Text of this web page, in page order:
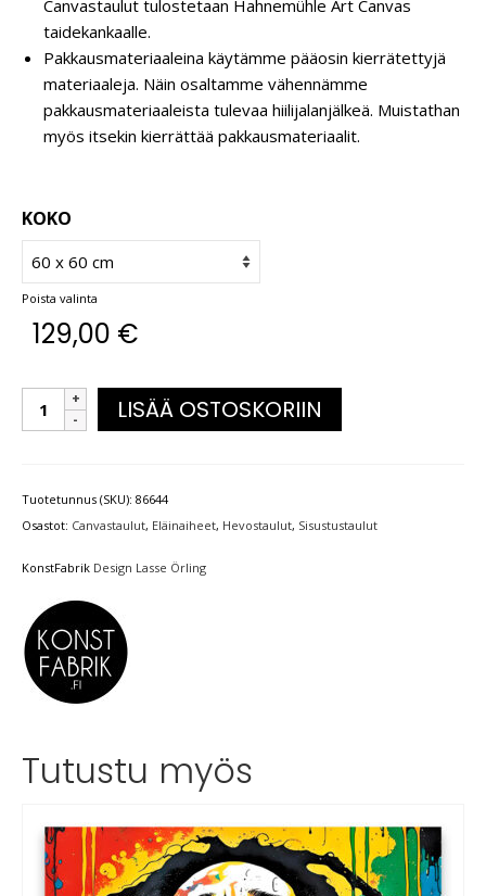
Canvastaulut tulostetaan Hahnemühle Art Canvas
taidekankaalle.
Pakkausmateriaaleina käytämme pääosin kierrätettyjä
materiaaleja. Näin osaltamme vähennämme
pakkausmateriaaleista tulevaa hiilijalanjälkeä. Muistathan
myös itsekin kierrättää pakkausmateriaalit.
KOKO
Poista valinta
129,00 €
LISÄÄ OSTOSKORIIN
Tuotetunnus (SKU): 86644
Osastot: Canvastaulut, Eläinaiheet, Hevostaulut, Sisustustaulut
KonstFabrik Design Lasse Örling
Tutustu myös